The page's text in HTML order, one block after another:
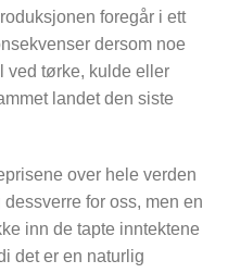
foregår i ett
dersom noe
ved tørke, kulde eller
landet den siste
over hele verden
for oss, men en
inn de tapte inntektene
det er en naturlig